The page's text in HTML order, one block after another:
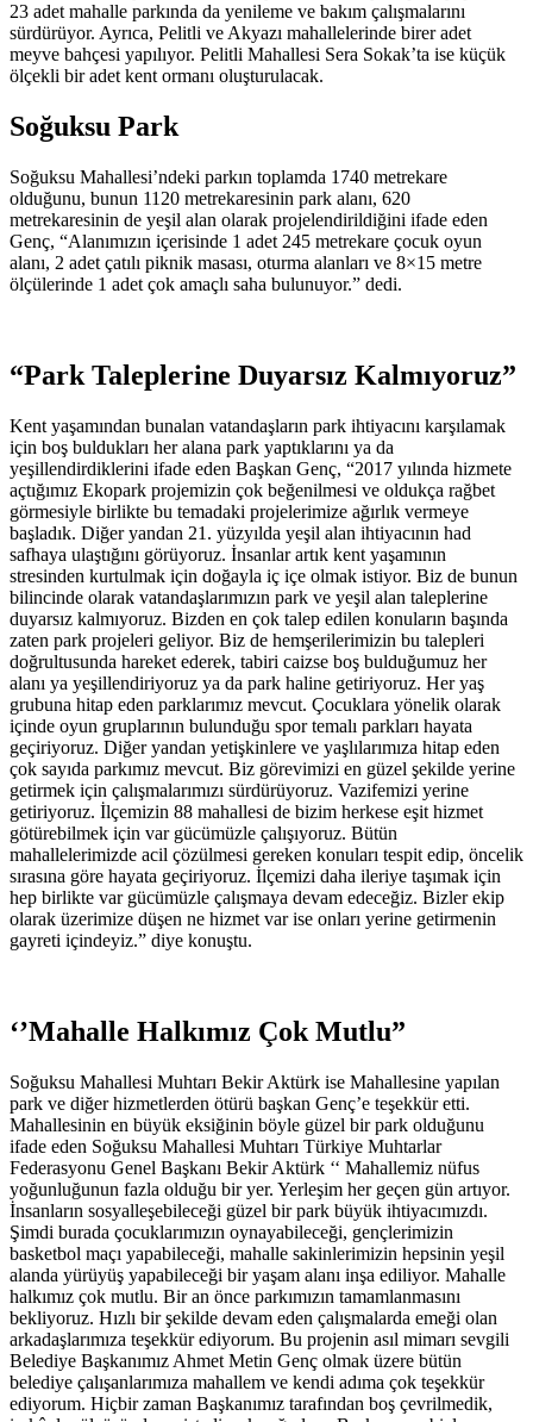
23 adet mahalle parkında da yenileme ve bakım çalışmalarını
sürdürüyor. Ayrıca, Pelitli ve Akyazı mahallelerinde birer adet
meyve bahçesi yapılıyor. Pelitli Mahallesi Sera Sokak’ta ise küçük
ölçekli bir adet kent ormanı oluşturulacak.
Soğuksu Park
Soğuksu Mahallesi’ndeki parkın toplamda 1740 metrekare
olduğunu, bunun 1120 metrekaresinin park alanı, 620
metrekaresinin de yeşil alan olarak projelendirildiğini ifade eden
Genç, “Alanımızın içerisinde 1 adet 245 metrekare çocuk oyun
alanı, 2 adet çatılı piknik masası, oturma alanları ve 8×15 metre
ölçülerinde 1 adet çok amaçlı saha bulunuyor.” dedi.
“Park Taleplerine Duyarsız Kalmıyoruz”
Kent yaşamından bunalan vatandaşların park ihtiyacını karşılamak
için boş buldukları her alana park yaptıklarını ya da
yeşillendirdiklerini ifade eden Başkan Genç, “2017 yılında hizmete
açtığımız Ekopark projemizin çok beğenilmesi ve oldukça rağbet
görmesiyle birlikte bu temadaki projelerimize ağırlık vermeye
başladık. Diğer yandan 21. yüzyılda yeşil alan ihtiyacının had
safhaya ulaştığını görüyoruz. İnsanlar artık kent yaşamının
stresinden kurtulmak için doğayla iç içe olmak istiyor. Biz de bunun
bilincinde olarak vatandaşlarımızın park ve yeşil alan taleplerine
duyarsız kalmıyoruz. Bizden en çok talep edilen konuların başında
zaten park projeleri geliyor. Biz de hemşerilerimizin bu talepleri
doğrultusunda hareket ederek, tabiri caizse boş bulduğumuz her
alanı ya yeşillendiriyoruz ya da park haline getiriyoruz. Her yaş
grubuna hitap eden parklarımız mevcut. Çocuklara yönelik olarak
içinde oyun gruplarının bulunduğu spor temalı parkları hayata
geçiriyoruz. Diğer yandan yetişkinlere ve yaşlılarımıza hitap eden
çok sayıda parkımız mevcut. Biz görevimizi en güzel şekilde yerine
getirmek için çalışmalarımızı sürdürüyoruz. Vazifemizi yerine
getiriyoruz. İlçemizin 88 mahallesi de bizim herkese eşit hizmet
götürebilmek için var gücümüzle çalışıyoruz. Bütün
mahallelerimizde acil çözülmesi gereken konuları tespit edip, öncelik
sırasına göre hayata geçiriyoruz. İlçemizi daha ileriye taşımak için
hep birlikte var gücümüzle çalışmaya devam edeceğiz. Bizler ekip
olarak üzerimize düşen ne hizmet var ise onları yerine getirmenin
gayreti içindeyiz.” diye konuştu.
‘’Mahalle Halkımız Çok Mutlu”
Soğuksu Mahallesi Muhtarı Bekir Aktürk ise Mahallesine yapılan
park ve diğer hizmetlerden ötürü başkan Genç’e teşekkür etti.
Mahallesinin en büyük eksiğinin böyle güzel bir park olduğunu
ifade eden Soğuksu Mahallesi Muhtarı Türkiye Muhtarlar
Federasyonu Genel Başkanı Bekir Aktürk ‘‘ Mahallemiz nüfus
yoğunluğunun fazla olduğu bir yer. Yerleşim her geçen gün artıyor.
İnsanların sosyalleşebileceği güzel bir park büyük ihtiyacımızdı.
Şimdi burada çocuklarımızın oynayabileceği, gençlerimizin
basketbol maçı yapabileceği, mahalle sakinlerimizin hepsinin yeşil
alanda yürüyüş yapabileceği bir yaşam alanı inşa ediliyor. Mahalle
halkımız çok mutlu. Bir an önce parkımızın tamamlanmasını
bekliyoruz. Hızlı bir şekilde devam eden çalışmalarda emeği olan
arkadaşlarımıza teşekkür ediyorum. Bu projenin asıl mimarı sevgili
Belediye Başkanımız Ahmet Metin Genç olmak üzere bütün
belediye çalışanlarımıza mahallem ve kendi adıma çok teşekkür
ediyorum. Hiçbir zaman Başkanımız tarafından boş çevrilmedik,